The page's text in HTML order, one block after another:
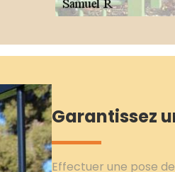
Garantissez
Effectuer une pose